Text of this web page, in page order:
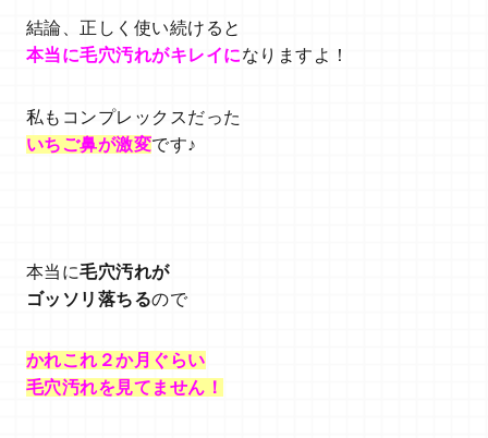
結論、正しく使い続けると
本当に毛穴汚れがキレイになりますよ！
私もコンプレックスだった
いちご鼻が激変です♪
本当に毛穴汚れが
ゴッソリ落ちるので
かれこれ２か月ぐらい
毛穴汚れを見てません！